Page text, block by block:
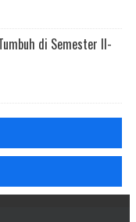
di Semester II-